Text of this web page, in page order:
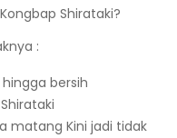
Shirataki?
:
bersih
matang Kini jadi tidak